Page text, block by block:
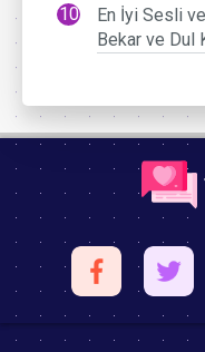
En İyi Sesli
Bekar ve Dul